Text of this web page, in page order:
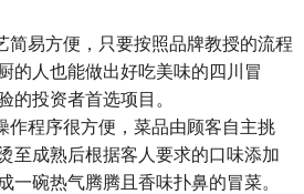
简易方便，只要按照品牌教授的流程
的人也能做出好吃美味的四川冒
的投资者首选项目。
作程序很方便，菜品由顾客自主挑
至成熟后根据客人要求的口味添加
一碗热气腾腾且香味扑鼻的冒菜。